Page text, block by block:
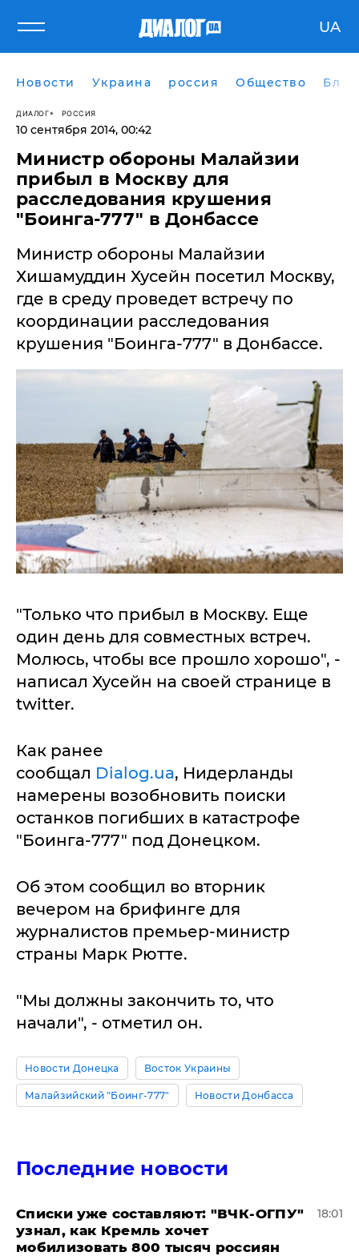
UA
Новости Украина россия Общество
ДИАЛОГ РОССИЯ
10 сентября 2014, 00:42
Министр обороны Малайзии
прибыл в Москву для
расследования крушения
"Боинга-777" в Донбассе
Министр обороны Малайзии
Хишамуддин Хусейн посетил Москву,
где в среду проведет встречу по
координации расследования
крушения "Боинга-777" в Донбассе.
"Только что прибыл в Москву. Еще
один день для совместных встреч.
Молюсь, чтобы все прошло хорошо", -
написал Хусейн на своей странице в
twitter.
Как ранее
сообщал Dialog.ua, Нидерланды
намерены возобновить поиски
останков погибших в катастрофе
"Боинга-777" под Донецком.
Об этом сообщил во вторник
вечером на брифинге для
журналистов премьер-министр
страны Марк Рютте.
"Мы должны закончить то, что
начали", - отметил он.
Новости Донецка Восток Украины
Малайзийский "Боинг-777" Новости Донбасса
Последние новости
Списки уже составляют: "ВЧК-ОГПУ"
узнал, как Кремль хочет
мобилизовать 800 тысяч россиян
18:01